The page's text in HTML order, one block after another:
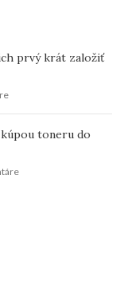
prvý krát založiť
toneru do